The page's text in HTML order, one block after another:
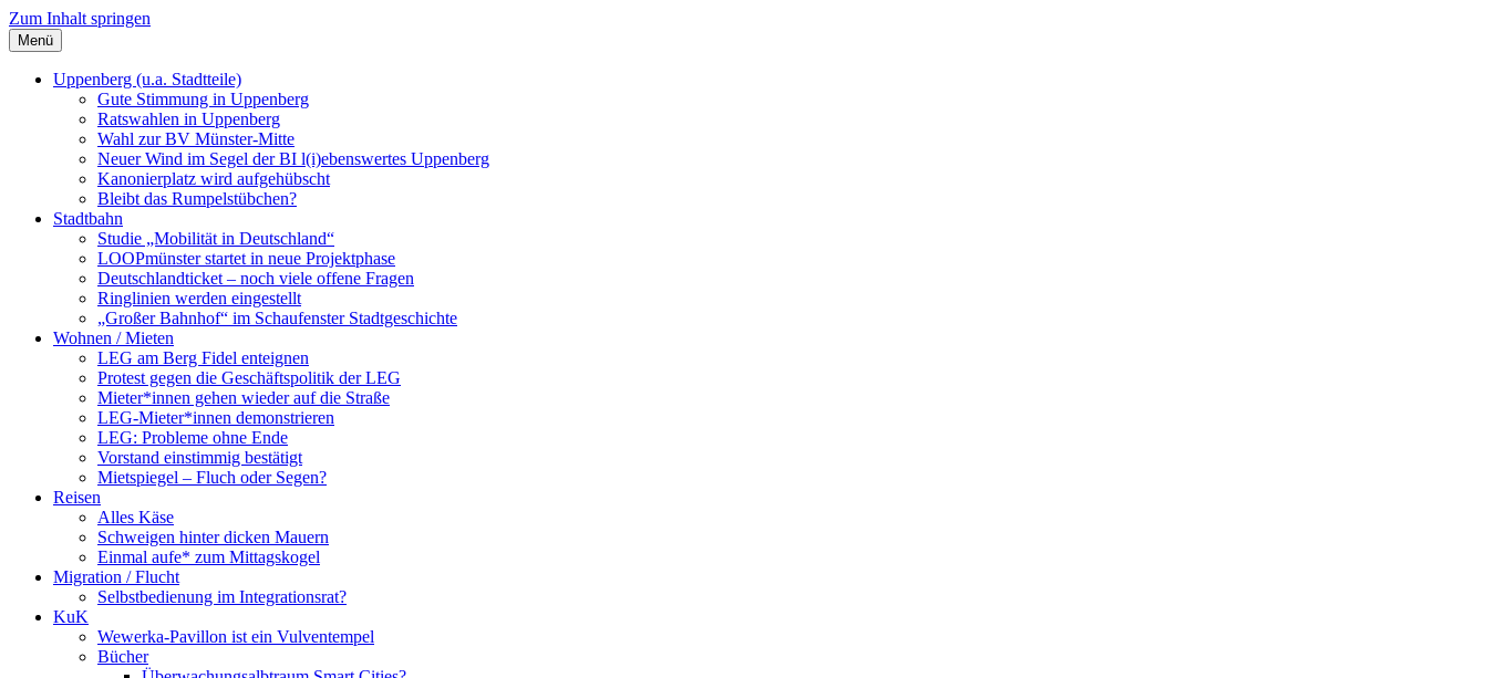
Zum Inhalt springen
Szybalski.de
Infos über und von Werner Szybalski (Münster)
Menü
Uppenberg (u.a. Stadtteile)
Gute Stimmung in Uppenberg
Ratswahlen in Uppenberg
Wahl zur BV Münster-Mitte
Neuer Wind im Segel der BI l(i)ebenswertes Uppenberg
Kanonierplatz wird aufgehübscht
Bleibt das Rumpelstübchen?
Stadtbahn
Studie „Mobilität in Deutschland“
LOOPmünster startet in neue Projektphase
Deutschlandticket – noch viele offene Fragen
Ringlinien werden eingestellt
„Großer Bahnhof“ im Schaufenster Stadtgeschichte
Wohnen / Mieten
LEG am Berg Fidel enteignen
Protest gegen die Geschäftspolitik der LEG
Mieter*innen gehen wieder auf die Straße
LEG-Mieter*innen demonstrieren
LEG: Probleme ohne Ende
Vorstand einstimmig bestätigt
Mietspiegel – Fluch oder Segen?
Reisen
Alles Käse
Schweigen hinter dicken Mauern
Einmal aufe* zum Mittagskogel
Migration / Flucht
Selbstbedienung im Integrationsrat?
KuK
Wewerka-Pavillon ist ein Vulventempel
Bücher